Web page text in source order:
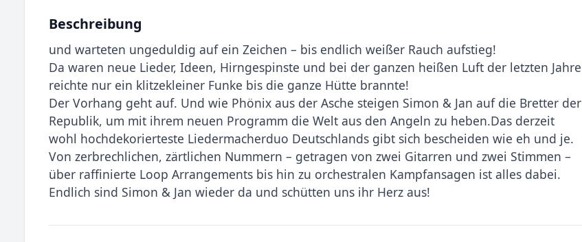
Beschreibung
und warteten ungeduldig auf ein Zeichen – bis endlich weißer Rauch aufstieg!
Da waren neue Lieder, Ideen, Hirngespinste und bei der ganzen heißen Luft der letzten Jahre
reichte nur ein klitzekleiner Funke bis die ganze Hütte brannte!
Der Vorhang geht auf. Und wie Phönix aus der Asche steigen Simon & Jan auf die Bretter der
Republik, um mit ihrem neuen Programm die Welt aus den Angeln zu heben.Das derzeit
wohl hochdekorierteste Liedermacherduo Deutschlands gibt sich bescheiden wie eh und je.
Von zerbrechlichen, zärtlichen Nummern – getragen von zwei Gitarren und zwei Stimmen –
über raffinierte Loop Arrangements bis hin zu orchestralen Kampfansagen ist alles dabei.
Endlich sind Simon & Jan wieder da und schütten uns ihr Herz aus!